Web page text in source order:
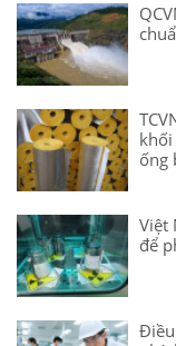
ống
Việt
để